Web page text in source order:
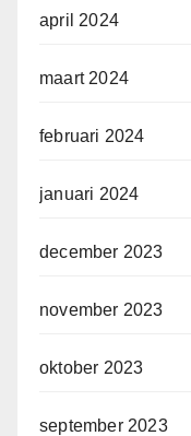
april 2024
maart 2024
februari 2024
januari 2024
december 2023
november 2023
oktober 2023
september 2023